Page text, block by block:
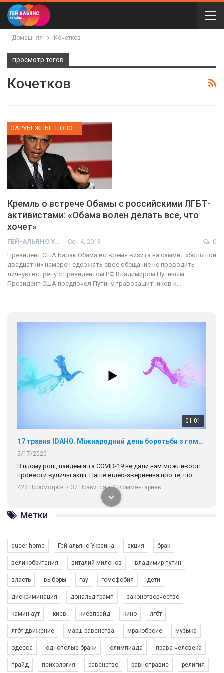
Домашняя Кочетков
просмотр тегов
Кочетков
Кремль о встрече Обамы с российскими ЛГБТ-
активистами: «Обама волен делать все, что
хочет»
ГЕЙ-АЛЬЯНС УКРАИНА Сен 4, 2013
0
Президент США Барак Обама во время визита на саммит «большой
двадцатки» намерен сдержать свое обещание не проводить
личную встречу с президентом РФ Владимиром Путиным.
Президент США предпочел Путину правозащитников и…
01:01
17 травня IDAHO. Міжнародний день боротьби з гомофобією трансфобією і біфобія.
5/17/2020
В цьому році, пандемія та COVІD-19 не дали нам можливості
провести вуличні акції. Наше відео-звернення про те, що
навіть коли ми у різних містах та не можемо зустрінеться, ми
разом. Ми закликаємо всіх хто поділяє цінності рівності та
солідарності, приєднатися до нас. Регіональні підрозділи
ГАУ є в 16 областях України.
Разом наш голос лунає гучніше!
423 Просмотров • 37 Нравится • 1 Комментариев
Зупинимо насильство проти ЛГБТ в Україні! Stop violence against LGBT in Ukraine!
6/30/2017
Емоційний та вражаючий промо-ролік на конкурс PACT, який
представляє програму "Гей-альянс Україна" з протидії
Метки
queer home Гей-альянс Украина акция брак
великобритания виталий милонов владимир путин
власть выборы гау гомофобия дети
дискриминация дональд трамп законотворчество
камин-аут киев киевпрайд кино лгбт
лгбт-движение марш равенства мракобесие музыка
одесса однополые браки олимпиада права человека
прайд психология равенство равноправие религия